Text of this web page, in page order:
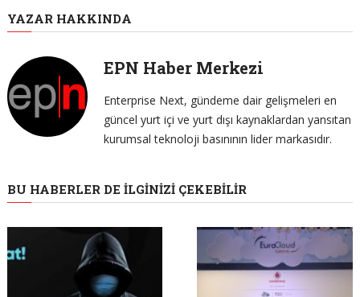
YAZAR HAKKINDA
EPN Haber Merkezi
Enterprise Next, gündeme dair gelişmeleri en
güncel yurt içi ve yurt dışı kaynaklardan yansıtan
kurumsal teknoloji basınının lider markasıdır.
BU HABERLER DE İLGINIZI ÇEKEBILIR